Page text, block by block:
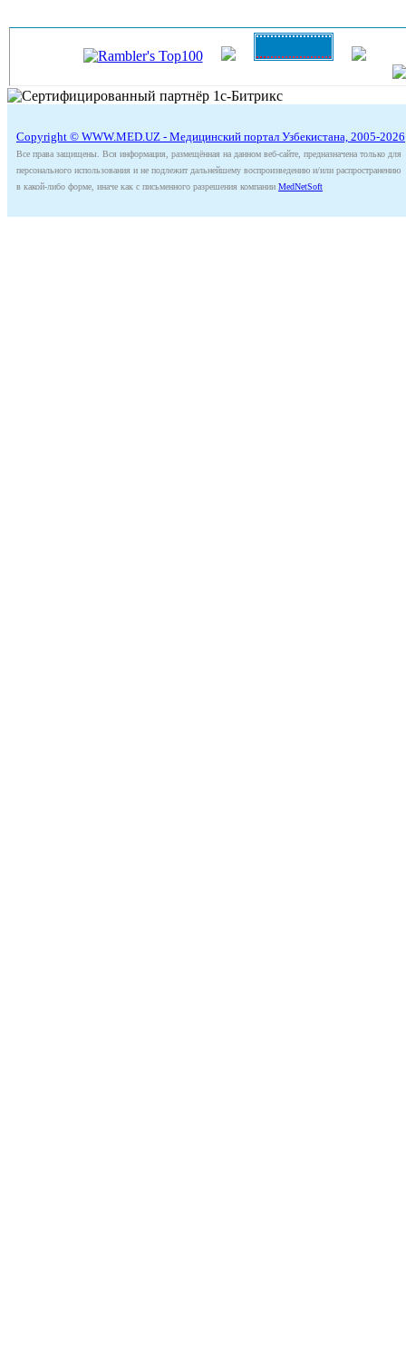
Copyright © WWW.MED.UZ - Медицинский портал Узбекистана, 2005-2026
Все права защищены. Вся информация, размещённая на данном веб-сайте, предназначена только для
персонального использования и не подлежит дальнейшему воспроизведению и/или распространению
в какой-либо форме, иначе как с письменного разрешения компании MedNetSoft